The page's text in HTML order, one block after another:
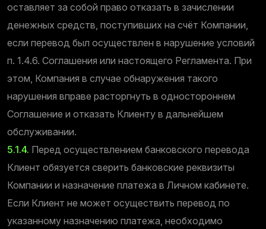
оставляет за собой право отказать в зачислении
денежных средств, поступивших на счёт Компании,
если перевод был осуществлен в нарушение условий
п. 1.4.6. Соглашения или настоящего Регламента. При
этом, Компания в случае обнаружения такого
нарушения вправе расторгнуть в одностороннем
Соглашение и отказать Клиенту в дальнейшем
обслуживании.
5.1.4. Перед осуществлением банковского перевода
Клиент обязуется сверить банковские реквизиты
Компании и назначение платежа в Личном кабинете.
Если Клиент не может осуществить перевод по
указанному назначению платежа, необходимо